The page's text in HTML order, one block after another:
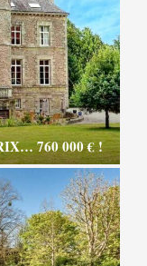
760 000 € !